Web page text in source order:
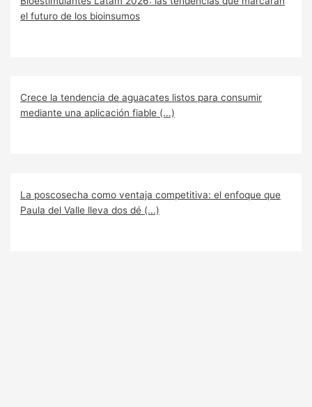
el futuro de los bioinsumos
Crece la tendencia de aguacates listos para consumir
mediante una aplicación fiable (...)
La poscosecha como ventaja competitiva: el enfoque que
Paula del Valle lleva dos dé (...)